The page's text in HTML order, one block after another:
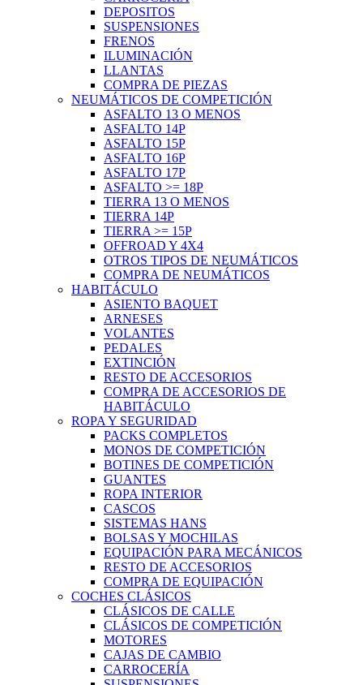
DEPOSITOS
SUSPENSIONES
FRENOS
ILUMINACIÓN
LLANTAS
COMPRA DE PIEZAS
NEUMÁTICOS DE COMPETICIÓN
ASFALTO 13 O MENOS
ASFALTO 14P
ASFALTO 15P
ASFALTO 16P
ASFALTO 17P
ASFALTO >= 18P
TIERRA 13 O MENOS
TIERRA 14P
TIERRA >= 15P
OFFROAD Y 4X4
OTROS TIPOS DE NEUMÁTICOS
COMPRA DE NEUMÁTICOS
HABITÁCULO
ASIENTO BAQUET
ARNESES
VOLANTES
PEDALES
EXTINCIÓN
RESTO DE ACCESORIOS
COMPRA DE ACCESORIOS DE
HABITÁCULO
ROPA Y SEGURIDAD
PACKS COMPLETOS
MONOS DE COMPETICIÓN
BOTINES DE COMPETICIÓN
GUANTES
ROPA INTERIOR
CASCOS
SISTEMAS HANS
BOLSAS Y MOCHILAS
EQUIPACIÓN PARA MECÁNICOS
RESTO DE ACCESORIOS
COMPRA DE EQUIPACIÓN
COCHES CLÁSICOS
CLÁSICOS DE CALLE
CLÁSICOS DE COMPETICIÓN
MOTORES
CAJAS DE CAMBIO
CARROCERÍA